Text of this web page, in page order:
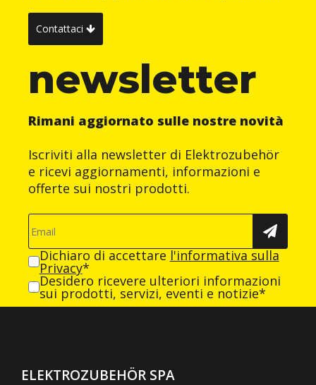
Contattaci
newsletter
Rimani aggiornato sulle nostre novità
Iscriviti alla newsletter di Elektrozubehör
e ricevi aggiornamenti, informazioni e
offerte sui nostri prodotti.
Dichiaro di accettare l'informativa sulla
Privacy*
Desidero ricevere ulteriori informazioni
sui prodotti, servizi, eventi e notizie*
ELEKTROZUBEHÖR SPA